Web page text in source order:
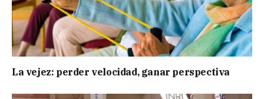
La vejez: perder velocidad, ganar perspectiva